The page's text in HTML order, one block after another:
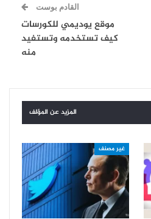
القادم بوست
موقع يوديمي للكورسات
كيف تستخدمه وتستفيد
منه
المزيد عن المؤلف
غير مصنف